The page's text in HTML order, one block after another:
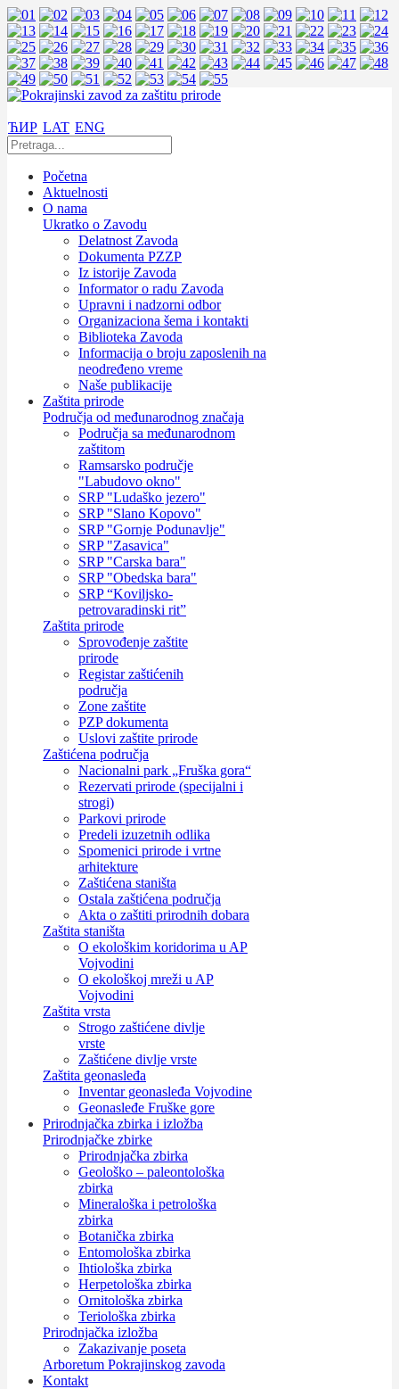
ЋИР LAT ENG
Početna
Aktuelnosti
O nama
Ukratko o Zavodu
Delatnost Zavoda
Dokumenta PZZP
Iz istorije Zavoda
Informator o radu Zavoda
Upravni i nadzorni odbor
Organizaciona šema i kontakti
Biblioteka Zavoda
Informacija o broju zaposlenih na
neodređeno vreme
Naše publikacije
Zaštita prirode
Područja od međunarodnog značaja
Područja sa međunarodnom
zaštitom
Ramsarsko područje
"Labudovo okno"
SRP "Ludaško jezero"
SRP "Slano Kopovo"
SRP "Gornje Podunavlje"
SRP "Zasavica"
SRP "Carska bara"
SRP "Obedska bara"
SRP “Koviljsko-
petrovaradinski rit”
Zaštita prirode
Sprovođenje zaštite
prirode
Registar zaštićenih
područja
Zone zaštite
PZP dokumenta
Uslovi zaštite prirode
Zaštićena područja
Nacionalni park „Fruška gora“
Rezervati prirode (specijalni i
strogi)
Parkovi prirode
Predeli izuzetnih odlika
Spomenici prirode i vrtne
arhitekture
Zaštićena staništa
Ostala zaštićena područja
Akta o zaštiti prirodnih dobara
Zaštita staništa
O ekološkim koridorima u AP
Vojvodini
O ekološkoj mreži u AP
Vojvodini
Zaštita vrsta
Strogo zaštićene divlje
vrste
Zaštićene divlje vrste
Zaštita geonasleđa
Inventar geonasleđa Vojvodine
Geonasleđe Fruške gore
Prirodnjačka zbirka i izložba
Prirodnjačke zbirke
Prirodnjačka zbirka
Geološko – paleontološka
zbirka
Mineraloška i petrološka
zbirka
Botanička zbirka
Entomološka zbirka
Ihtiološka zbirka
Herpetološka zbirka
Ornitološka zbirka
Teriološka zbirka
Prirodnjačka izložba
Zakazivanje poseta
Arboretum Pokrajinskog zavoda
Kontakt